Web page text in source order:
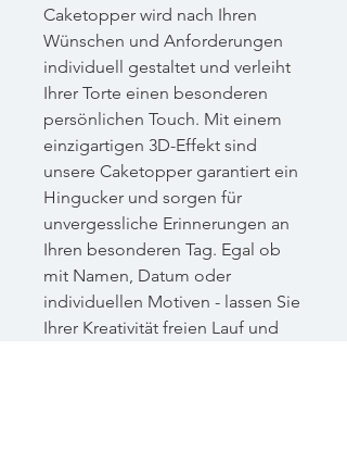
Caketopper wird nach Ihren
Wünschen und Anforderungen
individuell gestaltet und verleiht
Ihrer Torte einen besonderen
persönlichen Touch. Mit einem
einzigartigen 3D-Effekt sind
unsere Caketopper garantiert ein
Hingucker und sorgen für
unvergessliche Erinnerungen an
Ihren besonderen Tag. Egal ob
mit Namen, Datum oder
individuellen Motiven - lassen Sie
Ihrer Kreativität freien Lauf und